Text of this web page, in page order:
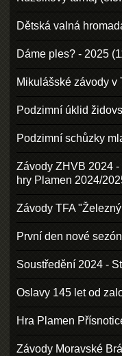
Dětská valná
Dáme ples? - 2025
Mikulášské závody v
Podzimní úklid
Podzimní schůzky
Závody ZHVB 2024
hry Plamen 2024/
Závody TFA
První den nové
Soustředění 2024 -
Oslavy 145 let od
Hra Plamen
Závody Moravské